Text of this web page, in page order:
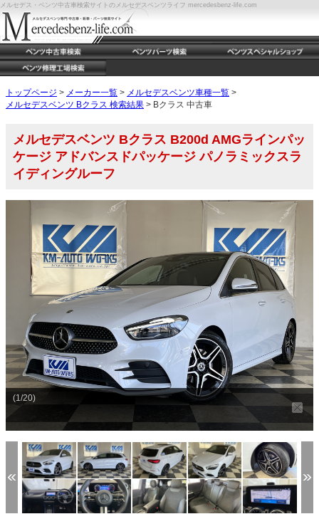
メルセデス・ベンツ中古車検索サイトのメルセデスベンツライフ mercedesbenz-life.com
トップページ > メーカー一覧 > メルセデスベンツ車種一覧 >
メルセデスベンツ Bクラス 検索結果 > Bクラス 中古車
メルセデスベンツ Bクラス B200d AMGラインパッ
ケージ アドバンスドパッケージ パノラミックスラ
イディングルーフ
(1/20)